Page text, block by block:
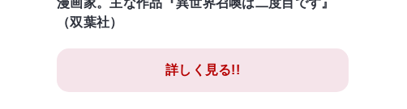
（双葉社）
詳しく見る!!